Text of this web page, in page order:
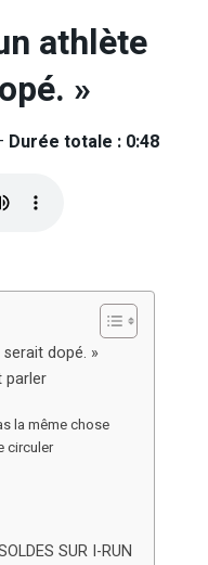
athlète
»
Durée totale : 0:48
dopé. »
parler
la même chose
circuler
SUR I-RUN